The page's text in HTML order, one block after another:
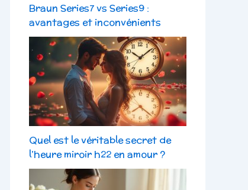
Braun Series7 vs Series9 :
avantages et inconvénients
Quel est le véritable secret de
l’heure miroir h22 en amour ?